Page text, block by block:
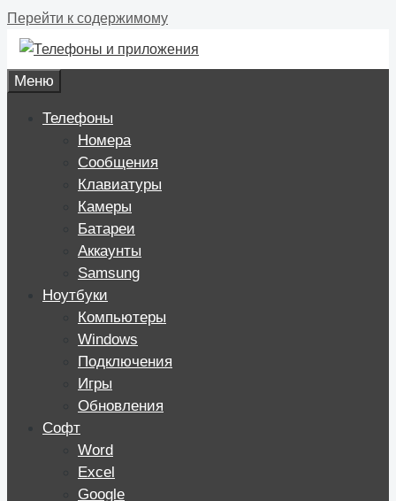
Перейти к содержимому
Меню
Телефоны
Номера
Сообщения
Клавиатуры
Камеры
Батареи
Аккаунты
Samsung
Ноутбуки
Компьютеры
Windows
Подключения
Игры
Обновления
Софт
Word
Excel
Google